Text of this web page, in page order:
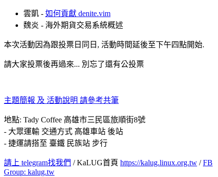
雲凱 - 如何貢獻 denite.vim
魏炎 - 海外期貨交易系統概述
本次活動因為跟投票日同日, 活動時間延後至下午四點開始.
請大家投票後再過來... 別忘了還有公投票
主題簡報 及 活動說明 請參考共筆
地點: Tady Coffee 高雄市三民區旅順街8號
- 大眾運輸 交通方式 高雄車站 後站
- 捷運請搭至 臺鐵 民族站 步行
請上 telegram找我們 / KaLUG首頁 https://kalug.linux.org.tw /FB
Group: kalug.tw